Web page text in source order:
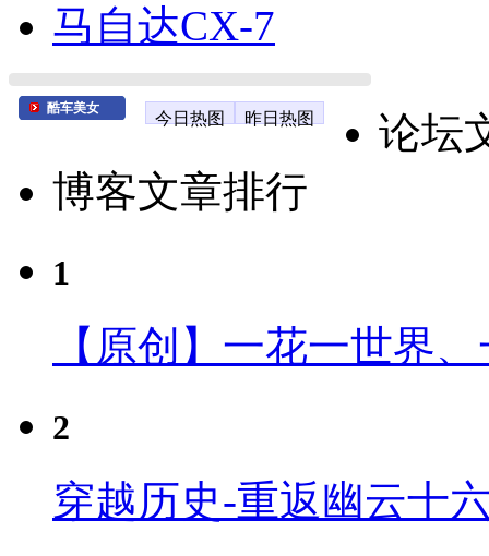
马自达CX-7
酷车美女
今日热图 昨日热图
论坛
博客文章排行
1
【原创】一花一世界
2
穿越历史-重返幽云十